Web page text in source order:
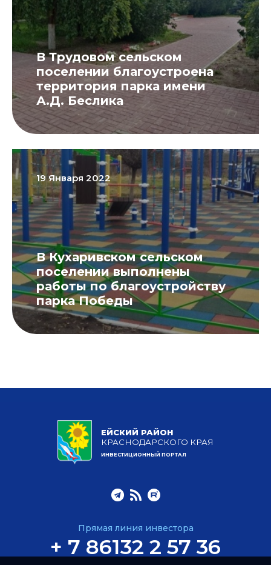
В Трудовом сельском
поселении благоустроена
территория парка имени
А.Д. Беслика
19 Января 2022
В Кухаривском сельском
поселении выполнены
работы по благоустройству
парка Победы
ЕЙСКИЙ РАЙОН
КРАСНОДАРСКОГО КРАЯ
ИНВЕСТИЦИОННЫЙ ПОРТАЛ
Прямая линия инвестора
+ 7 86132 2 57 36